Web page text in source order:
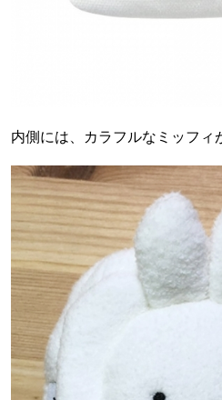
内側には、カラフルなミッフ